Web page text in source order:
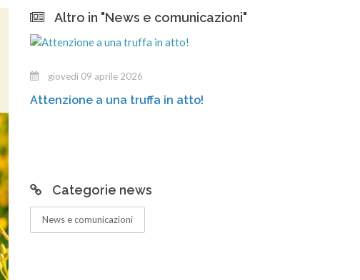
Altro in "News e comunicazioni"
giovedì 09 aprile 2026
Attenzione a una truffa in atto!
Categorie news
News e comunicazioni